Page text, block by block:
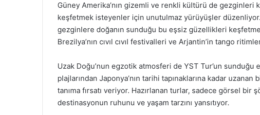
Güney Amerika’nın gizemli ve renkli kültürü de gezginleri
keşfetmek isteyenler için unutulmaz yürüyüşler düzenliyor.
gezginlere doğanın sunduğu bu eşsiz güzellikleri keşfetme
Brezilya’nın cıvıl cıvıl festivalleri ve Arjantin’in tango
Uzak Doğu’nun egzotik atmosferi de YST Tur’un sunduğu
plajlarından Japonya’nın tarihi tapınaklarına kadar
tanıma fırsatı veriyor. Hazırlanan turlar, sadece görsel bir
destinasyonun ruhunu ve yaşam tarzını yansıtıyor.